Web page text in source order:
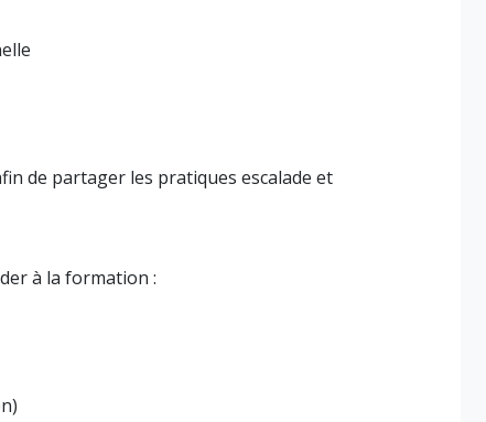
de partager les pratiques escalade et
à la formation :